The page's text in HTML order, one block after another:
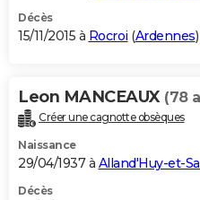
Décès
15/11/2015 à Rocroi (Ardennes)
Leon MANCEAUX (78
Créer une cagnotte obsèques
Naissance
29/04/1937 à Alland'Huy-et-
Décès